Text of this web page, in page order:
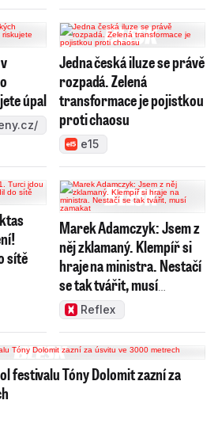
úpal
Jedna česká iluze se právě
rozpadá. Zelená
transformace je pojistkou
proti chaosu
e15
sítě
Marek Adamczyk: Jsem z
něj zklamaný. Klempíř si
hraje na ministra. Nestačí
se tak tvářit, musí
zamakat
Reflex
festivalu Tóny Dolomit zazní za